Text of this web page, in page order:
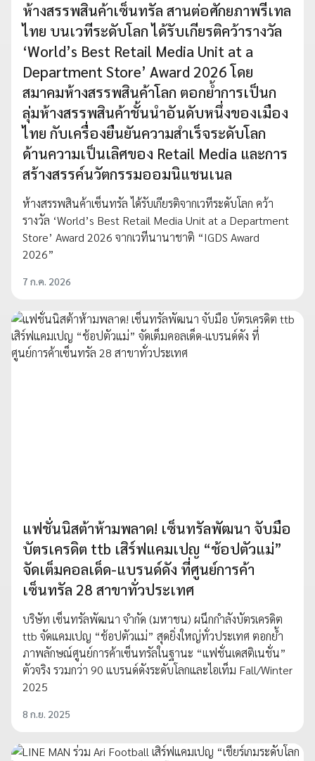
ห้างสรรพสินค้าเซ็นทรัล สานต่อศักยภาพรีเทล
ไทย บนเวทีระดับโลก ได้รับเกียรติคว้ารางวัล
‘World’s Best Retail Media Unit at a
Department Store’ Award 2026 โดย
สมาคมห้างสรรพสินค้าโลก ตอกย้ำการเป็นก
ลุ่มห้างสรรพสินค้าชั้นนำอันดับหนึ่งของเมือง
ไทย กับเครื่องยืนยันความสำเร็จระดับโลก
ด้านความเป็นเลิศของ Retail Media และการ
สร้างสรรค์นวัตกรรมออมนิแชนเนล
ห้างสรรพสินค้าเซ็นทรัล ได้รับเกียรติจากเวทีระดับโลก คว้า
รางวัล ‘World’s Best Retail Media Unit at a Department
Store’ Award 2026 จากเวทีนานาชาติ “IGDS Award
2026”
7 ก.ค. 2026
แฟชั่นนิสต้าห้ามพลาด! เซ็นทรัลพัฒนา จับมือ
บัตรเครดิต ttb เสิร์ฟแคมเปญ “ช้อปตัวแม่”
จัดเต็มคอลเด็ด-แบรนด์ดัง ที่ศูนย์การค้า
เซ็นทรัล 28 สาขาทั่วประเทศ
บริษัท เซ็นทรัลพัฒนา จำกัด (มหาชน) ผนึกกำลังบัตรเครดิต
ttb จัดแคมเปญ “ช้อปตัวแม่” สุดยิ่งใหญ่ทั่วประเทศ ตอกย้ำ
ภาพลักษณ์ศูนย์การค้าเซ็นทรัลในฐานะ “แฟชั่นเดสติเนชั่น”
ตัวจริง รวมกว่า 90 แบรนด์ดังระดับโลกและไอเท็ม Fall/Winter
2025
8 ก.ย. 2025